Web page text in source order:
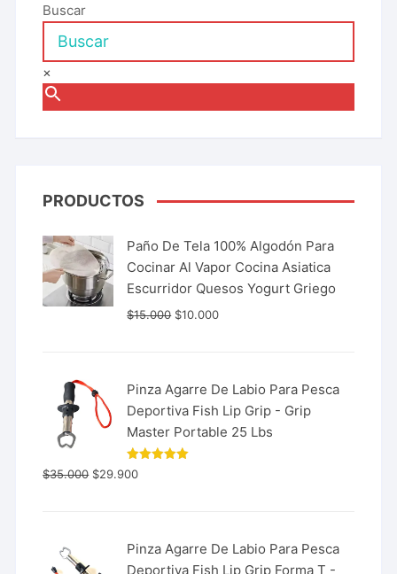
Buscar
×
PRODUCTOS
Paño De Tela 100% Algodón Para
Cocinar Al Vapor Cocina Asiatica
Escurridor Quesos Yogurt Griego
$15.000 $10.000
Pinza Agarre De Labio Para Pesca
Deportiva Fish Lip Grip - Grip
Master Portable 25 Lbs
Valorado
con
$35.000 $29.900
Pinza Agarre De Labio Para Pesca
Deportiva Fish Lip Grip Forma T -